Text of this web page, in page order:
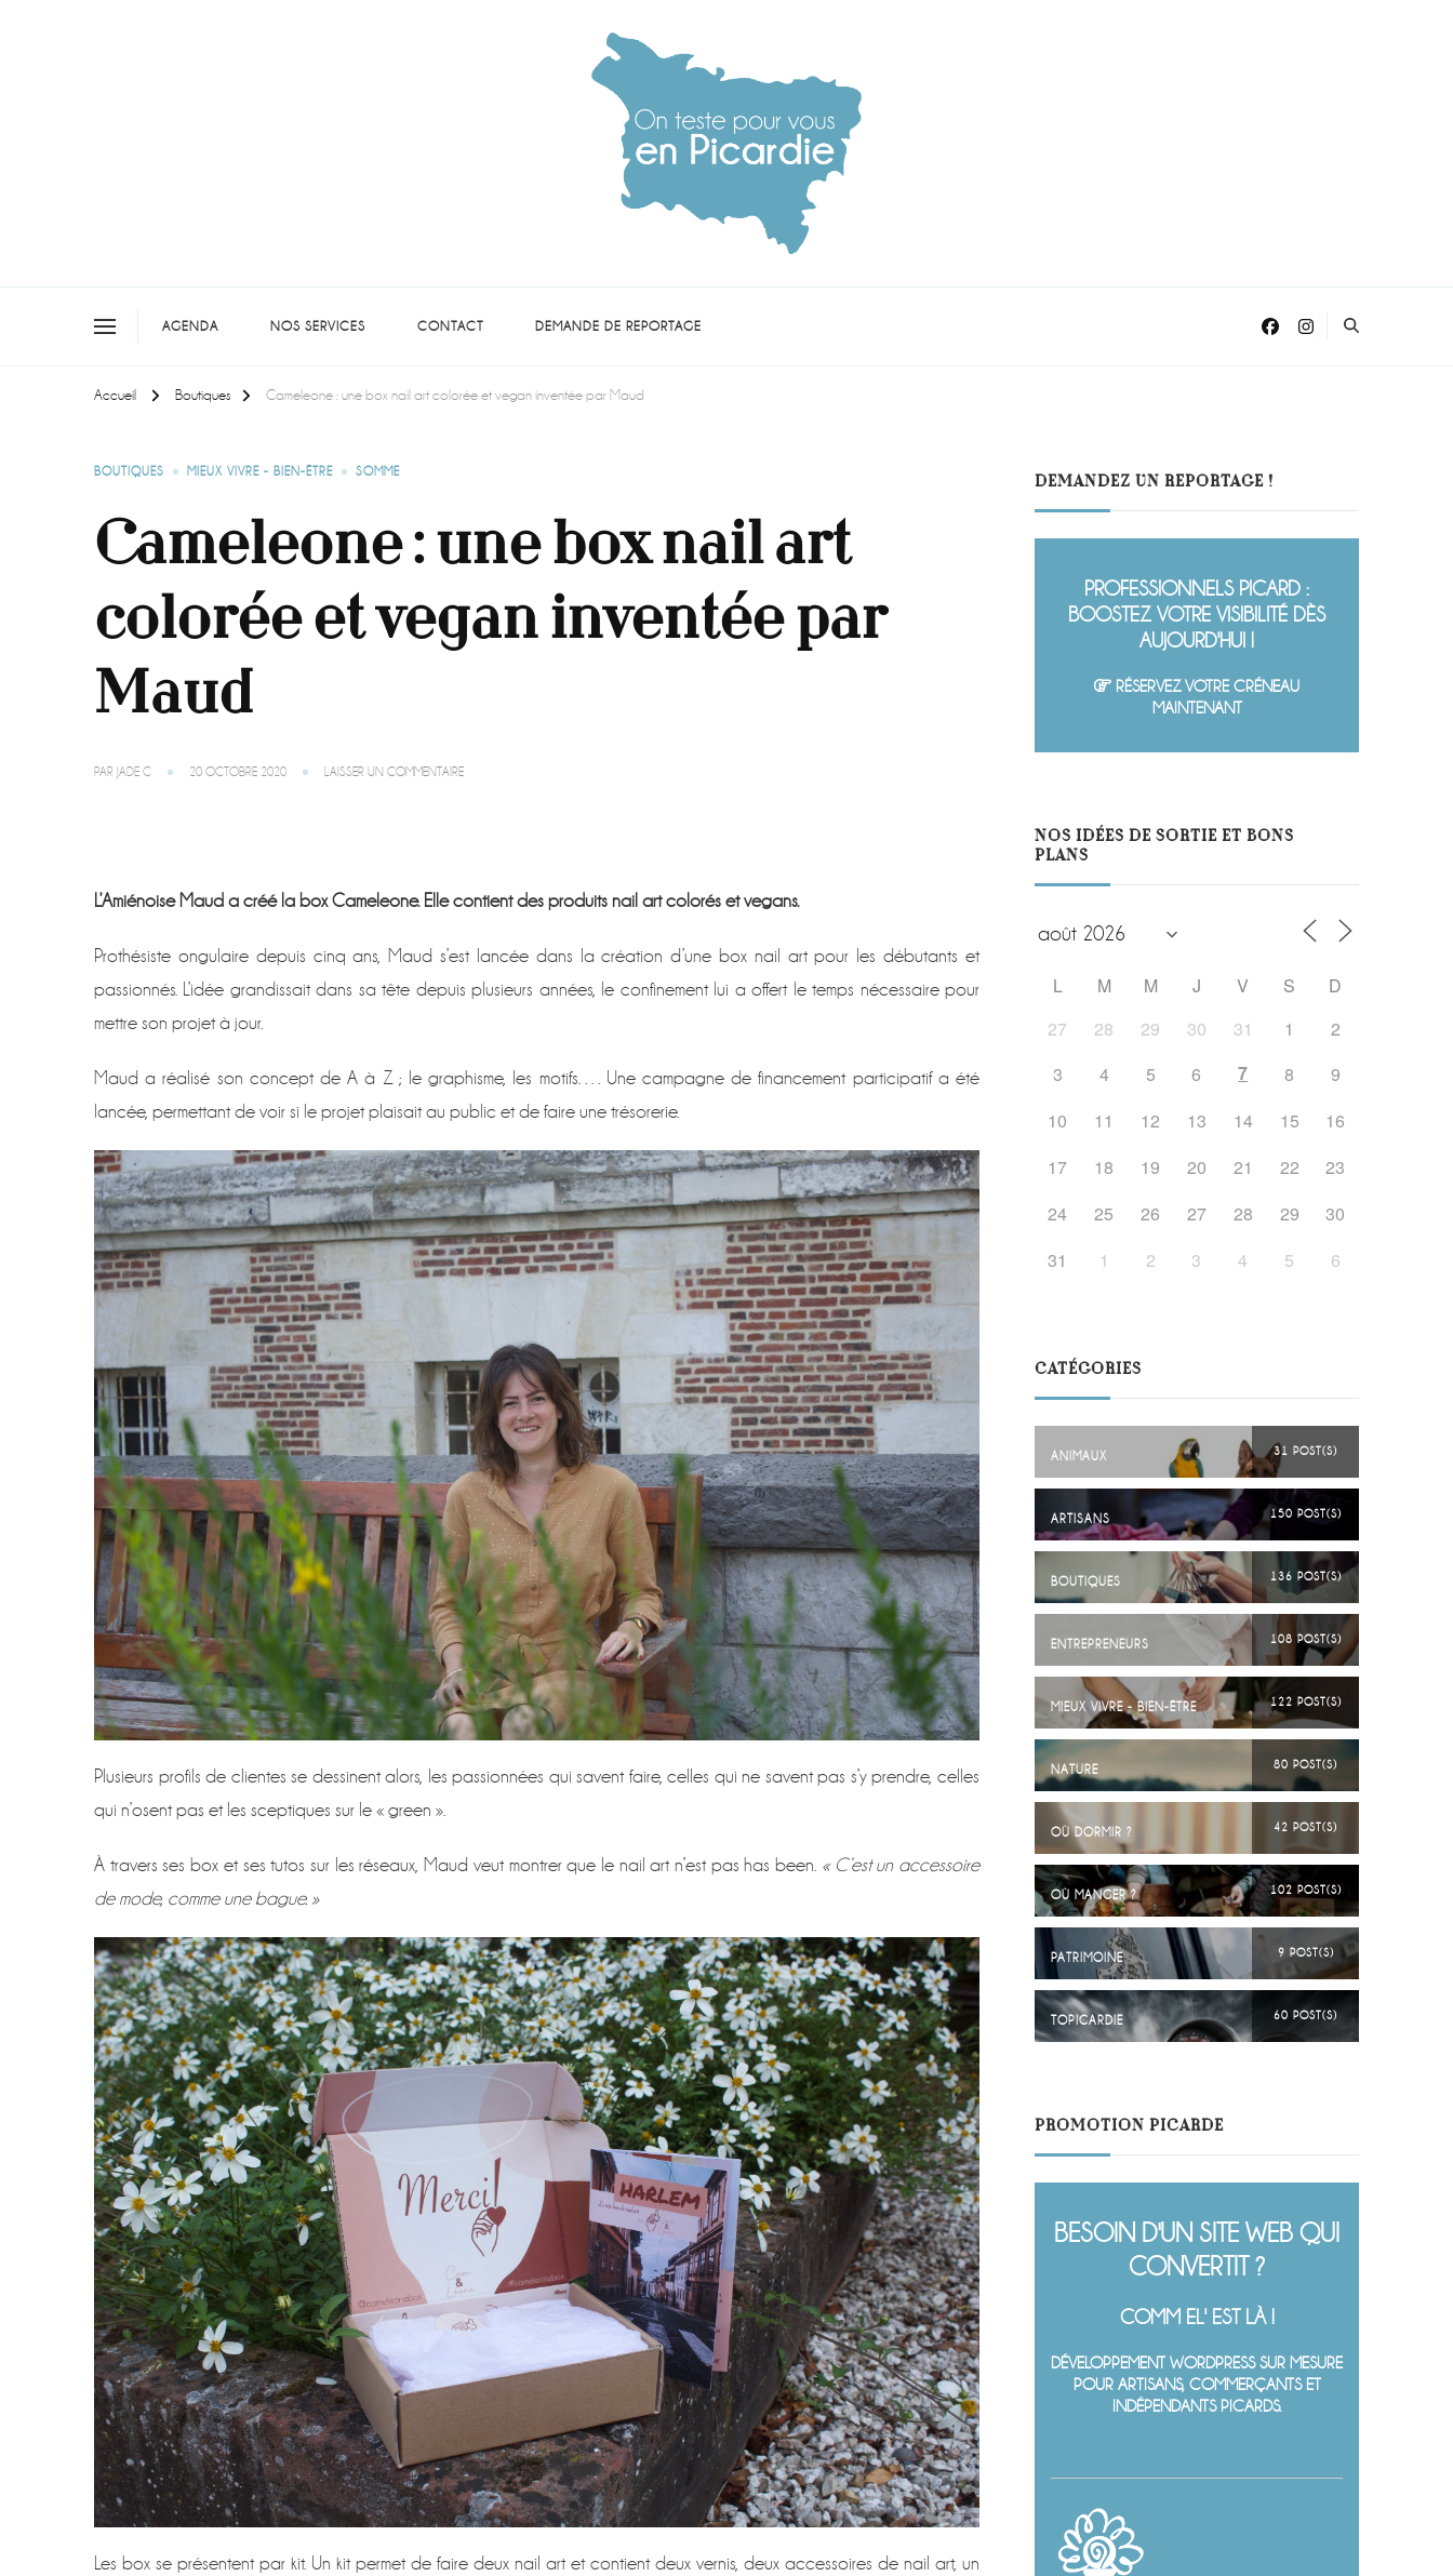
AGENDA NOS SERVICES CONTACT DEMANDE DE REPORTAGE
Accueil Boutiques Cameleone : une box nail art colorée et vegan inventée par Maud
BOUTIQUES MIEUX VIVRE - BIEN-ÊTRE SOMME
Cameleone : une box nail art
colorée et vegan inventée par
Maud
PAR JADE C 20 OCTOBRE 2020 LAISSER UN COMMENTAIRESUR
COLORÉE
INVENTÉE
MAUD
L’Amiénoise Maud a créé la box Cameleone. Elle contient des produits nail art colorés et vegans.
Prothésiste ongulaire depuis cinq ans, Maud s’est lancée dans la création d’une box nail art pour les débutants et
passionnés. L’idée grandissait dans sa tête depuis plusieurs années, le confinement lui a offert le temps nécessaire pour
mettre son projet à jour.
Maud a réalisé son concept de A à Z ; le graphisme, les motifs…. Une campagne de financement participatif a été
lancée, permettant de voir si le projet plaisait au public et de faire une trésorerie.
Plusieurs profils de clientes se dessinent alors, les passionnées qui savent faire, celles qui ne savent pas s’y prendre, celles
qui n’osent pas et les sceptiques sur le « green ».
À travers ses box et ses tutos sur les réseaux, Maud veut montrer que le nail art n’est pas has been. « C’est un accessoire
de mode, comme une bague. »
Les box se présentent par kit. Un kit permet de faire deux nail art et contient deux vernis, deux accessoires de nail art, un
DEMANDEZ UN REPORTAGE !
PROFESSIONNELS PICARD :
BOOSTEZ VOTRE VISIBILITÉ DÈS
AUJOURD'HUI !
RÉSERVEZ VOTRE CRÉNEAU
MAINTENANT
NOS IDÉES DE SORTIE ET BONS
PLANS
L M M J V S
D
27
28 29 30 31 1
2
3
4 5 6 7 8
9
10
11 12 13 14 15
16
17
18 19 20 21 22
23
24
25 26 27 28 29
30
31
1 2 3 4 5 6
CATÉGORIES
ANIMAUX 31 POST(S)
ARTISANS 150 POST(S)
BOUTIQUES 136 POST(S)
ENTREPRENEURS 108 POST(S)
MIEUX VIVRE - BIEN-ÊTRE 122 POST(S)
NATURE 80 POST(S)
OÙ DORMIR ? 42 POST(S)
OÙ MANGER ? 102 POST(S)
PATRIMOINE 9 POST(S)
TOPICARDIE 60 POST(S)
PROMOTION PICARDE
BESOIN D'UN SITE WEB QUI
CONVERTIT ?
COMM EL' EST LÀ !
DÉVELOPPEMENT WORDPRESS SUR MESURE
POUR ARTISANS, COMMERÇANTS ET
INDÉPENDANTS PICARDS.